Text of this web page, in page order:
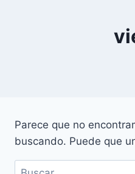
Parece que no
buscando. Puede que
Buscar: